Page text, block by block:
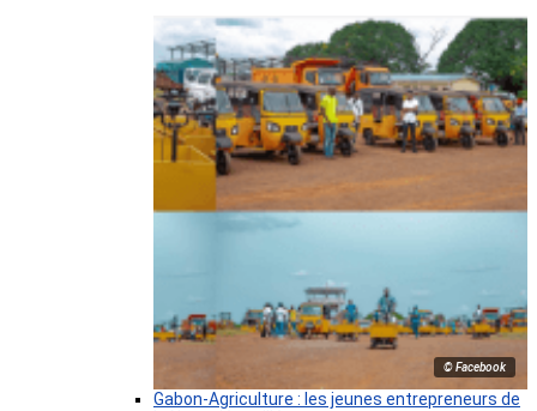
© Facebook
Gabon-Agriculture : les jeunes entrepreneurs de